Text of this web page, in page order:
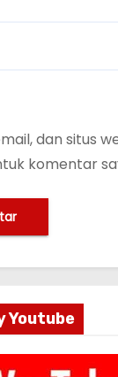
dan situs
komentar
Youtube